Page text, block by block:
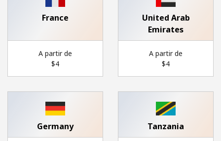
France
A partir de
⁦$4⁩
United Arab
Emirates
A partir de
⁦$4⁩
Germany Tanzania